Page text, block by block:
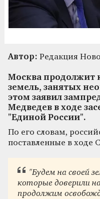
Автор: Редакция
Москва продолжит
земель, занятых
этом заявил
Медведев в ходе
"Единой России".
По его словам,
поставленные в ходе
"Будем на своей
которые доверили
продолжим